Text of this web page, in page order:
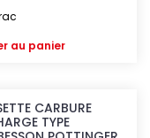
au panier
CARBURE
TYPE